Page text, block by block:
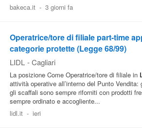
bakeca.it - 3 giorni fa
Operatrice/tore di filiale part-time
categorie protette (Legge 68/99)
LIDL - Cagliari
La posizione Come Operatrice/tore di filiale in
attività operative all’interno del Punto
gli scaffali sono sempre riforniti con prodotti
sempre ordinato e accogliente...
lidl.it - ieri